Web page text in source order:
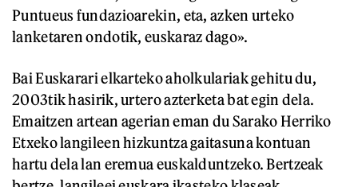
Puntueus fundazioarekin, eta, azken urteko
lanketaren ondotik, euskaraz dago».
Bai Euskarari elkarteko aholkulariak gehitu du,
2003tik hasirik, urtero azterketa bat egin dela.
Emaitzen artean agerian eman du Sarako Herriko
Etxeko langileen hizkuntza gaitasuna kontuan
hartu dela lan eremua euskalduntzeko. Bertzeak